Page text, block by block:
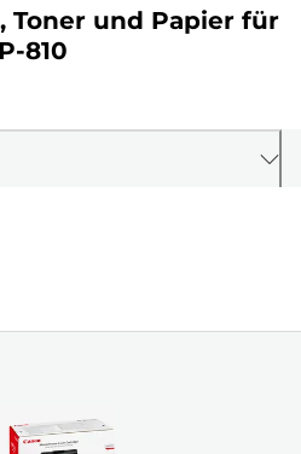
Toner und Papier für
810